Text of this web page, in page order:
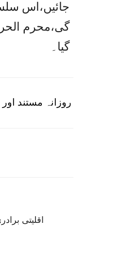
جائیں،اس
گی،محرم
گیا۔
روزانہ مستند
اقلیتی